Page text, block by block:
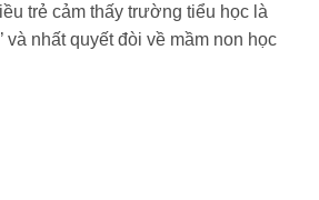
trẻ cảm thấy trường tiểu học là
và nhất quyết đòi về mầm non học